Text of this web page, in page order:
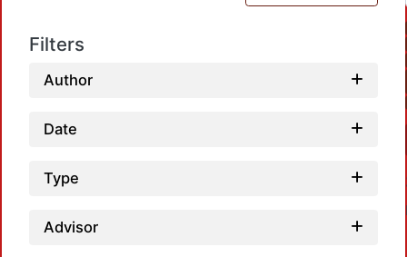
Filters
Author
Date
Type
Advisor